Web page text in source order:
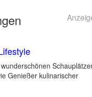
Genießer kulinarischer